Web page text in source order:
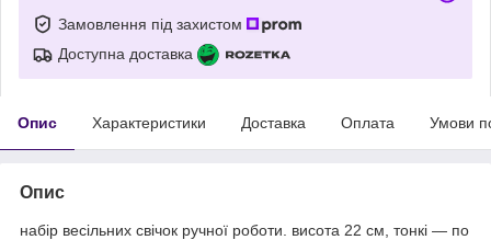
Замовлення під захистом
Доступна доставка
Опис Характеристики Доставка Оплата Умови
Опис
набір весільних свічок ручної роботи. висота 22 см, тонкі — по